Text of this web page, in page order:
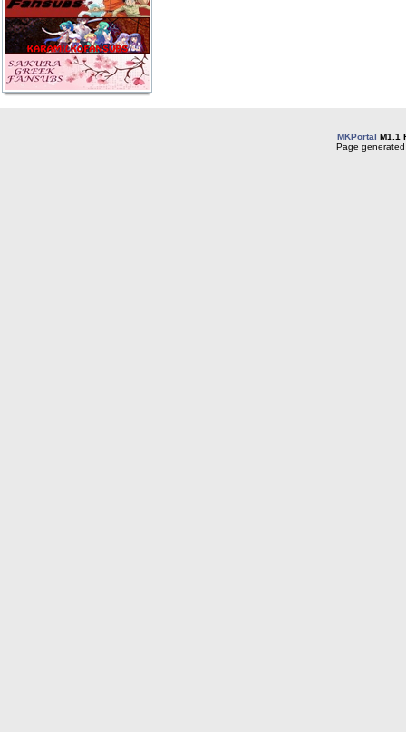
MKPortal M1.1
Page